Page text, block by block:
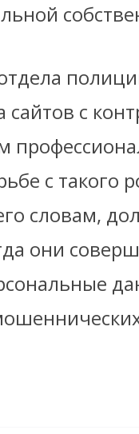
сайтов с
с такого
словам,
они